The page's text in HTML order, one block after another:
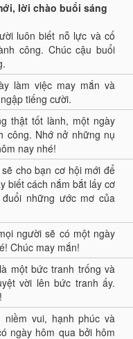
lời chào buổi sáng
luôn biết nỗ lực và cố
công. Chúc cậu buổi
làm việc may mắn và
tiếng cười.
thật tốt lành, một ngày
công. Nhớ nở những nụ
nay nhé!
cho bạn cơ hội mới để
biết cách nắm bắt lấy cơ
những ước mơ của
người sẽ có một ngày
Chúc may mắn!
một bức tranh trống và
vời lên bức tranh ấy.
vui, hạnh phúc và
ngày hôm qua bởi hôm